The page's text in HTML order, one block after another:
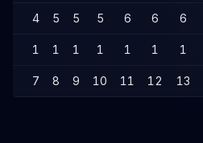
4 5 5 5 6 6 6
1 1 1 1 1 1 1
7 8 9 10 11 12 13